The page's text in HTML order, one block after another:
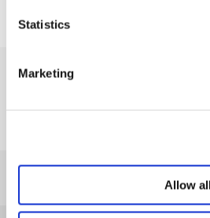
Statistics
Marketing
Allow